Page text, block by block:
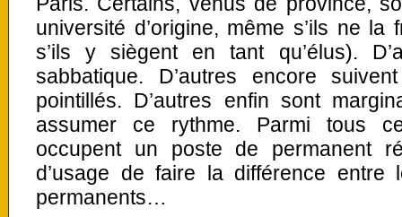
université d’origine, même s’ils ne
s’ils y siègent en tant qu’élus).
sabbatique. D’autres encore
pointillés. D’autres enfin sont
assumer ce rythme. Parmi tous
occupent un poste de permanent
d’usage de faire la différence
permanents…